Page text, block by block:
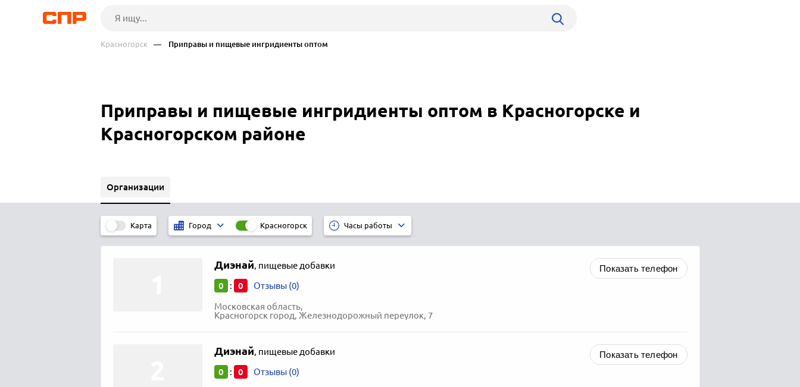
Красногорск — Приправы и пищевые ингридиенты оптом
Приправы и пищевые ингридиенты оптом в Красногорске и
Красногорском районе
Организации
Карта Город Красногорск Часы работы
Диэнай, пищевые добавки
0 : 0 Отзывы (0)
Московская область,
Красногорск город, Железнодорожный переулок, 7
Показать телефон
Диэнай, пищевые добавки
0 : 0 Отзывы (0)
Показать телефон